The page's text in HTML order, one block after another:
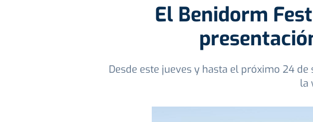
El Benidorm
Desde este jueves y hasta el próximo 24
la